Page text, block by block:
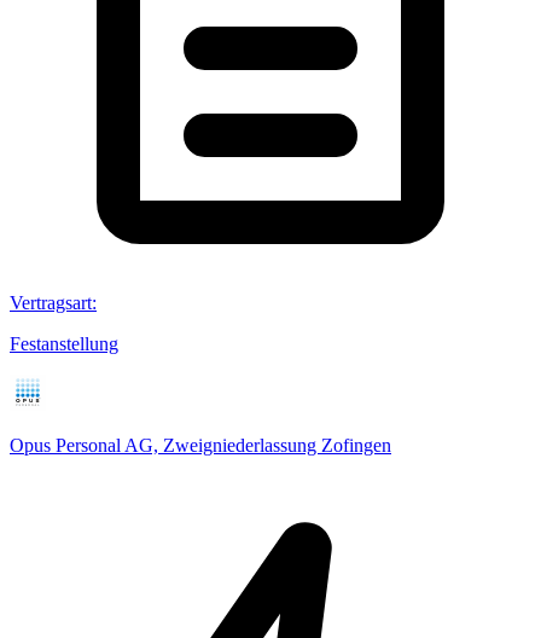
Vertragsart:
Festanstellung
Opus Personal AG, Zweigniederlassung Zofingen